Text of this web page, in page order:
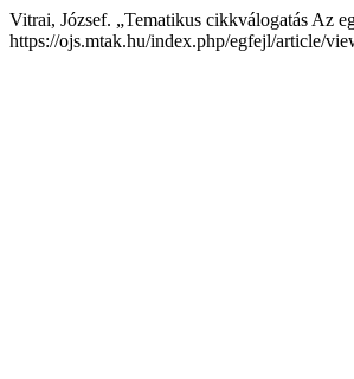
Vitrai, József. „Tematikus cikkválogatás Az
https://ojs.mtak.hu/index.php/egfejl/article/